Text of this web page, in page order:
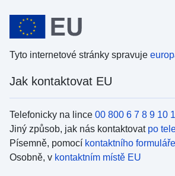
Tyto internetové stránky spravuje
Jak kontaktovat EU
Telefonicky na lince 00 800 6 7 8 9 10
Jiný způsob, jak nás kontaktovat po
Písemně, pomocí kontaktního formuláře
Osobně, v kontaktním místě EU